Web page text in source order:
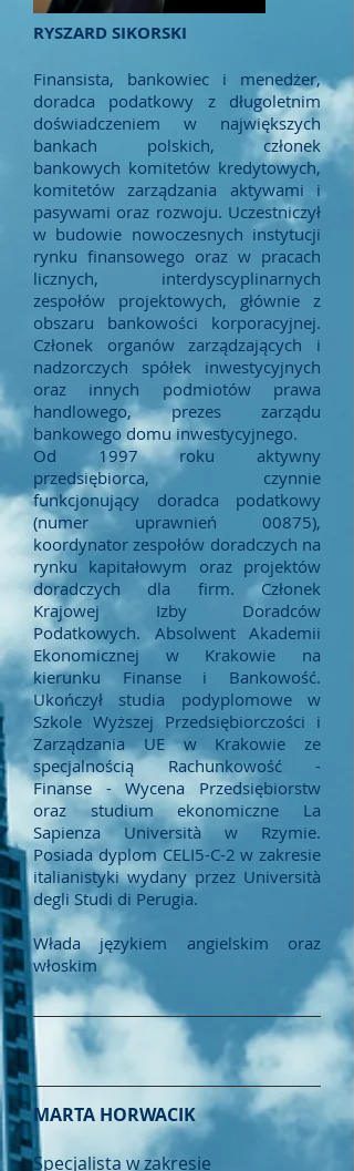
RYSZARD SIKORSKI
Finansista, bankowiec i menedżer,
doradca podatkowy z długoletnim
doświadczeniem w największych
bankach polskich, członek
bankowych komitetów kredytowych,
komitetów zarządzania aktywami i
pasywami oraz rozwoju. Uczestniczył
w budowie nowoczesnych instytucji
rynku finansowego oraz w pracach
licznych, interdyscyplinarnych
zespołów projektowych, głównie z
obszaru bankowości korporacyjnej.
Członek organów zarządzających i
nadzorczych spółek inwestycyjnych
oraz innych podmiotów prawa
handlowego, prezes zarządu
bankowego domu inwestycyjnego.
Od 1997 roku aktywny
przedsiębiorca, czynnie
funkcjonujący doradca podatkowy
(numer uprawnień 00875),
koordynator zespołów doradczych na
rynku kapitałowym oraz projektów
doradczych dla firm. Członek
Krajowej Izby Doradców
Podatkowych. Absolwent Akademii
Ekonomicznej w Krakowie na
kierunku Finanse i Bankowość.
Ukończył studia podyplomowe w
Szkole Wyższej Przedsiębiorczości i
Zarządzania UE w Krakowie ze
specjalnością Rachunkowość -
Finanse - Wycena Przedsiębiorstw
oraz studium ekonomiczne La
Sapienza Università w Rzymie.
Posiada dyplom CELI5-C-2 w zakresie
italianistyki wydany przez Università
degli Studi di Perugia.
Włada językiem angielskim oraz
włoskim
MARTA HORWACIK
Specjalista w zakresie